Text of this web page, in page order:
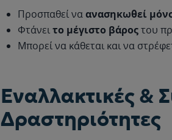
Προσπαθεί ναανασηκωθεί
Φτάνειτο μέγιστο βάροςτου
Μπορεί να κάθεται και να
Εναλλακτικές &
Δραστηριότητες